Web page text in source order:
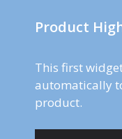
Product
This first
automatically
product.